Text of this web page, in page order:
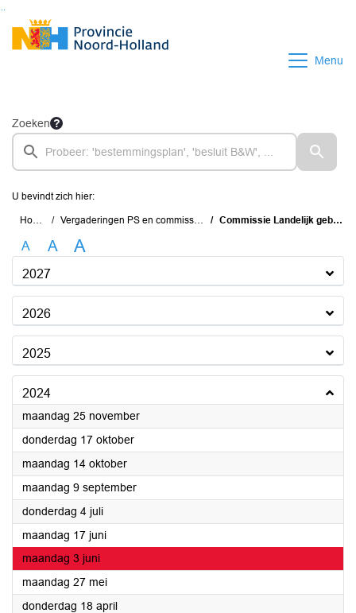
Ga naar de inhoud van deze pagina
Ga naar het zoeken
Ga naar het menu
Menu
Zoeken
U bevindt zich hier:
Home Vergaderingen PS en commissies Commissie Landelijk gebied
A A A
2027
2026
2025
2024
maandag 25 november2024
donderdag 17 oktober2024
maandag 14 oktober2024
maandag 9 september2024
donderdag 4 juli2024
maandag 17 juni2024
maandag 3 juni2024
maandag 27 mei2024
donderdag 18 april2024